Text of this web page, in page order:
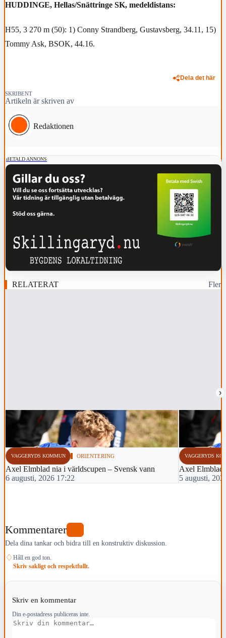
HUDDINGE, Hellas/Snättringe SK, medeldistans:
H55, 3 270 m (50): 1) Conny Strandberg, Gustavsberg, 34.11, 15)
Tommy Ask, BSOK, 44.16.
Dela det här
SKRIBENT
Artikeln är skriven av
Redaktionen
BETALD ANNONS
RELATERAT Fler
›
VAGGERYDS KOMMUN ORIENTERING
Axel Elmblad nia i världscupen – Svensk vann
6 augusti, 2026 17:22
VAGGERYDS
Axel Elmblad
5 augusti,
Kommentarer
Dela dina tankar och bidra till en konstruktiv diskussion.
♢ Håll en god ton.
Skriv sakligt och respektfullt.
Skriv en kommentar
Din e-postadress publiceras inte.
Kommentar